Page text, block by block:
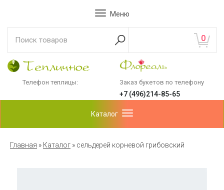
Меню
0
Телефон теплицы: Заказ букетов по телефону
+7 (496)214-85-65
Каталог
Главная » Каталог » сельдерей корневой грибовский